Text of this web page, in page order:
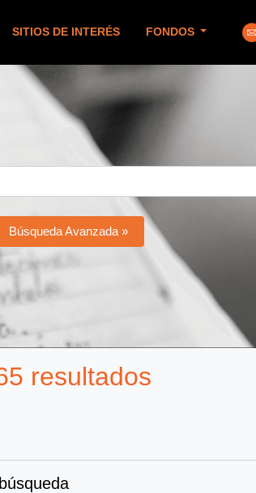
SITIOS DE INTERÉS FONDOS
Búsqueda Avanzada »
resultados